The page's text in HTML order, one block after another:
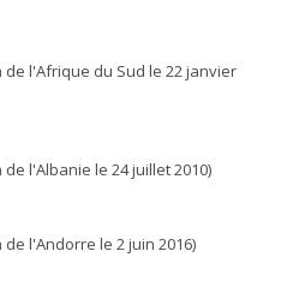
l'Afrique du Sud le 22 janvier
l'Albanie le 24 juillet 2010)
l'Andorre le 2 juin 2016)